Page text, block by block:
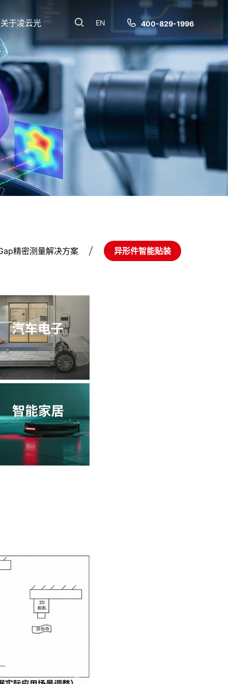
400-829-1996
EN
关于凌云光
精密测量解决方案 异形件智能贴装